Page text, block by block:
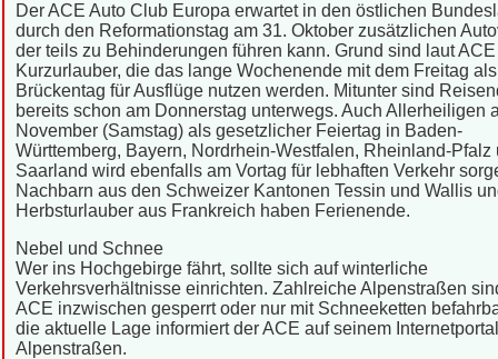
Der ACE Auto Club Europa erwartet in den östlichen
durch den Reformationstag am 31. Oktober zusätzlichen
der teils zu Behinderungen führen kann. Grund sind laut ACE
Kurzurlauber, die das lange Wochenende mit dem Freitag als
Brückentag für Ausflüge nutzen werden. Mitunter sind
bereits schon am Donnerstag unterwegs. Auch Allerheiligen
November (Samstag) als gesetzlicher Feiertag in Baden-
Württemberg, Bayern, Nordrhein-Westfalen, Rheinland-Pfalz
Saarland wird ebenfalls am Vortag für lebhaften Verkehr
Nachbarn aus den Schweizer Kantonen Tessin und Wallis
Herbsturlauber aus Frankreich haben Ferienende.
Nebel und Schnee
Wer ins Hochgebirge fährt, sollte sich auf winterliche
Verkehrsverhältnisse einrichten. Zahlreiche Alpenstraßen
ACE inzwischen gesperrt oder nur mit Schneeketten
die aktuelle Lage informiert der ACE auf seinem
Alpenstraßen.